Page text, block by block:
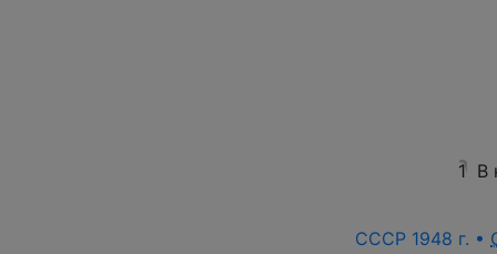
1 В
СССР 1948 г. •